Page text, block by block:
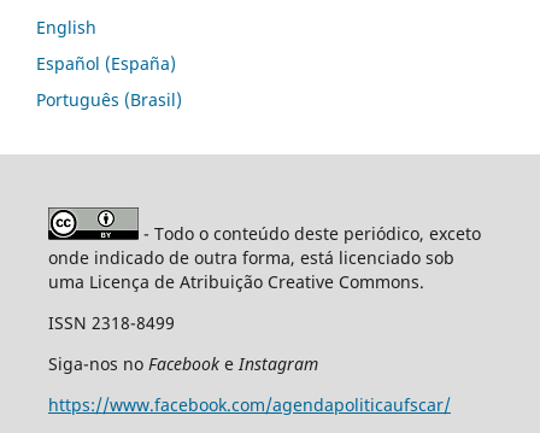
English
Español (España)
Português (Brasil)
- Todo o conteúdo deste periódico, exceto
onde indicado de outra forma, está licenciado sob
uma Licença de Atribuição Creative Commons.
ISSN 2318-8499
Siga-nos no Facebook eInstagram
https://www.facebook.com/agendapoliticaufscar/